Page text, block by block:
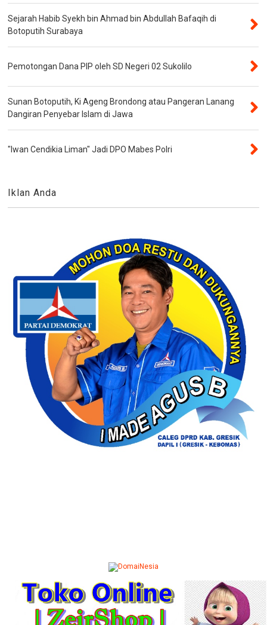
Sejarah Habib Syekh bin Ahmad bin Abdullah Bafaqih di
Botoputih Surabaya
Pemotongan Dana PIP oleh SD Negeri 02 Sukolilo
Sunan Botoputih, Ki Ageng Brondong atau Pangeran Lanang
Dangiran Penyebar Islam di Jawa
"Iwan Cendikia Liman" Jadi DPO Mabes Polri
Iklan Anda